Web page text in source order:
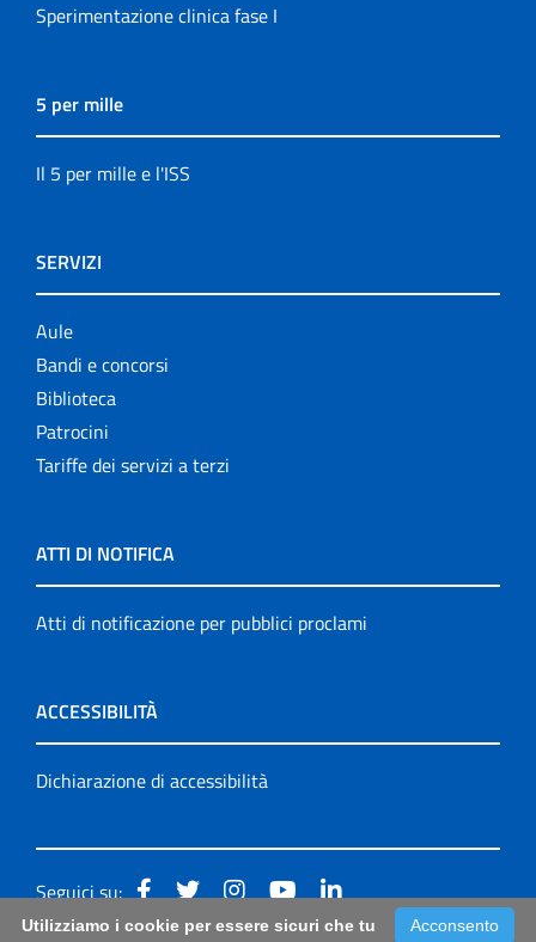
Sperimentazione clinica fase I
5 per mille
Il 5 per mille e l'ISS
SERVIZI
Aule
Bandi e concorsi
Biblioteca
Patrocini
Tariffe dei servizi a terzi
ATTI DI NOTIFICA
Atti di notificazione per pubblici proclami
ACCESSIBILITÀ
Dichiarazione di accessibilità
Seguici su:
Acconsento
Utilizziamo i cookie per essere sicuri che tu